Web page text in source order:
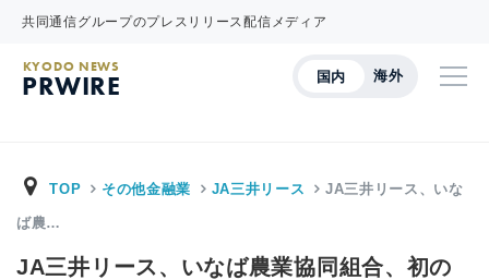
共同通信グループのプレスリリース配信メディア
国内 海外
KYODO NEWS
PRWIRE
TOP その他金融業 JA三井リース JA三井リース、いな
ば農…
JA三井リース、いなば農業協同組合、初の